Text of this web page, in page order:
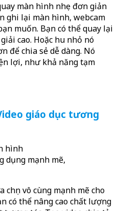
màn hình nhẹ đơn giản
ghi lại màn hình, webcam
muốn. Bạn có thể quay lại
cao. Hoặc hu nhỏ nó
để chia sẻ dễ dàng. Nó
lợi, như khả năng tạm
giáo dục tương
dụng mạnh mẽ,
chọn vô cùng mạnh mẽ cho
có thể nâng cao chất lượng